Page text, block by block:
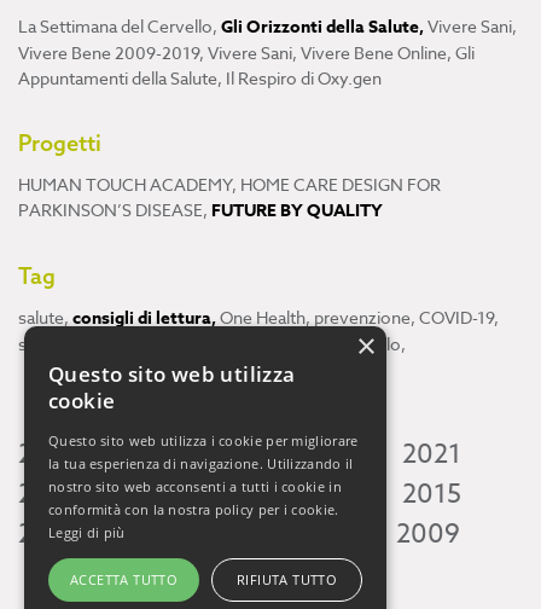
La Settimana del Cervello, Gli Orizzonti della Salute,Vivere Sani,
Vivere Bene 2009-2019, Vivere Sani, Vivere Bene Online, Gli
Appuntamenti della Salute, Il Respiro di Oxy.gen
Progetti
HUMAN TOUCH ACADEMY, HOME CARE DESIGN FOR
PARKINSON’S DISEASE, FUTURE BY QUALITY
Tag
salute, consigli di lettura,One Health, prevenzione, COVID-19,
scienza
cervello,
2026 2025 2024 2023 2022
2021
2020 2019 2018 2017 2016
2015
2014 2013 2009
×
Questo sito web utilizza
cookie
Questo sito web utilizza i cookie per migliorare
la tua esperienza di navigazione. Utilizzando il
nostro sito web acconsenti a tutti i cookie in
conformità con la nostra policy per i cookie.
Leggi di più
ACCETTA TUTTO RIFIUTA TUTTO